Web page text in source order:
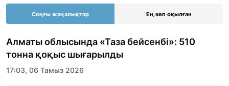
Соңғы жаңалықтар Ең көп оқылған
Алматы облысында «Таза бейсенбі»: 510
тонна қоқыс шығарылды
17:03, 06 Тамыз 2026